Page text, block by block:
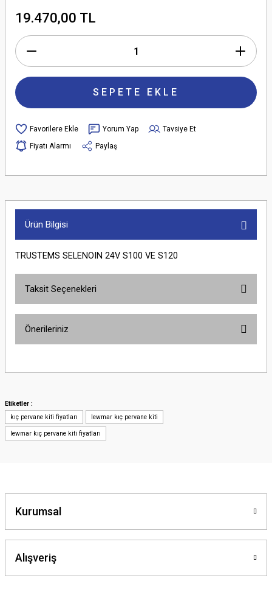
19.470,00 TL
SEPETE EKLE
Yorum Yap
Tavsiye Et
Fiyatı Alarmı
Paylaş
Ürün Bilgisi
TRUSTEMS SELENOIN 24V S100 VE S120
Taksit Seçenekleri
Önerileriniz
yetersiz gördüğünüz noktaları öneri formunu kullanarak tarafımıza
Ürün resmi kalitesiz, bozuk veya görüntülenemiyor.
Ürün açıklamasında eksik bilgiler bulunuyor.
Bu ürüne benzer farklı alternatifler olmalı.
Etiketler :
kıç pervane kiti fiyatları
lewmar kıç pervane kiti
lewmar kıç pervane kiti fiyatları
Kurumsal
Alışveriş